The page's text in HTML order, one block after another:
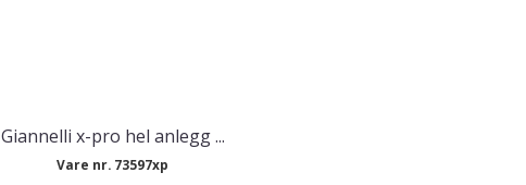
Giannelli x-pro hel anlegg ...
Vare nr. 73597xp